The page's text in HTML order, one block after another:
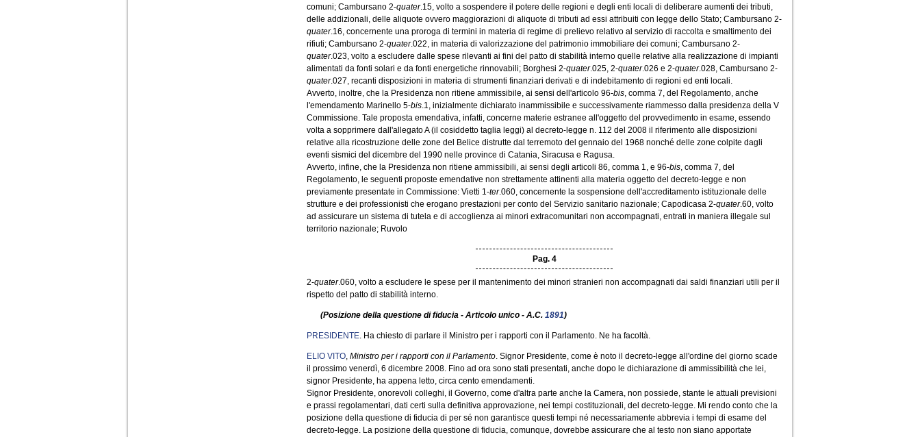
comuni; Cambursano 2-quater.15, volto a sospendere il potere delle regioni e degli enti locali di deliberare aumenti dei tributi,
delle addizionali, delle aliquote ovvero maggiorazioni di aliquote di tributi ad essi attribuiti con legge dello Stato; Cambursano 2-
quater.16, concernente una proroga di termini in materia di regime di prelievo relativo al servizio di raccolta e smaltimento dei
rifiuti; Cambursano 2-quater.022, in materia di valorizzazione del patrimonio immobiliare dei comuni; Cambursano 2-
quater.023, volto a escludere dalle spese rilevanti ai fini del patto di stabilità interno quelle relative alla realizzazione di impianti
alimentati da fonti solari e da fonti energetiche rinnovabili; Borghesi 2-quater.025, 2-quater.026 e 2-quater.028, Cambursano 2-
quater.027, recanti disposizioni in materia di strumenti finanziari derivati e di indebitamento di regioni ed enti locali.
Avverto, inoltre, che la Presidenza non ritiene ammissibile, ai sensi dell'articolo 96-bis, comma 7, del Regolamento, anche
l'emendamento Marinello 5-bis.1, inizialmente dichiarato inammissibile e successivamente riammesso dalla presidenza della V
Commissione. Tale proposta emendativa, infatti, concerne materie estranee all'oggetto del provvedimento in esame, essendo
volta a sopprimere dall'allegato A (il cosiddetto taglia leggi) al decreto-legge n. 112 del 2008 il riferimento alle disposizioni
relative alla ricostruzione delle zone del Belice distrutte dal terremoto del gennaio del 1968 nonché delle zone colpite dagli
eventi sismici del dicembre del 1990 nelle province di Catania, Siracusa e Ragusa.
Avverto, infine, che la Presidenza non ritiene ammissibili, ai sensi degli articoli 86, comma 1, e 96-bis, comma 7, del
Regolamento, le seguenti proposte emendative non strettamente attinenti alla materia oggetto del decreto-legge e non
previamente presentate in Commissione: Vietti 1-ter.060, concernente la sospensione dell'accreditamento istituzionale delle
strutture e dei professionisti che erogano prestazioni per conto del Servizio sanitario nazionale; Capodicasa 2-quater.60, volto
ad assicurare un sistema di tutela e di accoglienza ai minori extracomunitari non accompagnati, entrati in maniera illegale sul
territorio nazionale; Ruvolo
Pag. 4
2-quater.060, volto a escludere le spese per il mantenimento dei minori stranieri non accompagnati dai saldi finanziari utili per il
rispetto del patto di stabilità interno.
(Posizione della questione di fiducia - Articolo unico - A.C. 1891)
PRESIDENTE. Ha chiesto di parlare il Ministro per i rapporti con il Parlamento. Ne ha facoltà.
ELIO VITO, Ministro per i rapporti con il Parlamento. Signor Presidente, come è noto il decreto-legge all'ordine del giorno scade
il prossimo venerdì, 6 dicembre 2008. Fino ad ora sono stati presentati, anche dopo le dichiarazione di ammissibilità che lei,
signor Presidente, ha appena letto, circa cento emendamenti.
Signor Presidente, onorevoli colleghi, il Governo, come d'altra parte anche la Camera, non possiede, stante le attuali previsioni
e prassi regolamentari, dati certi sulla definitiva approvazione, nei tempi costituzionali, del decreto-legge. Mi rendo conto che la
posizione della questione di fiducia di per sé non garantisce questi tempi né necessariamente abbrevia i tempi di esame del
decreto-legge. La posizione della questione di fiducia, comunque, dovrebbe assicurare che al testo non siano apportate